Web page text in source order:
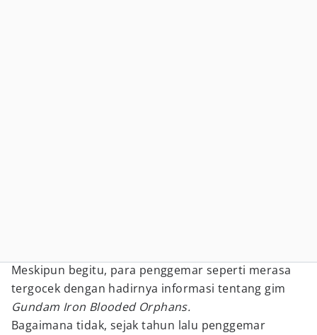
Meskipun begitu, para penggemar seperti merasa
tergocek dengan hadirnya informasi tentang gim
Gundam Iron Blooded Orphans.
Bagaimana tidak, sejak tahun lalu penggemar